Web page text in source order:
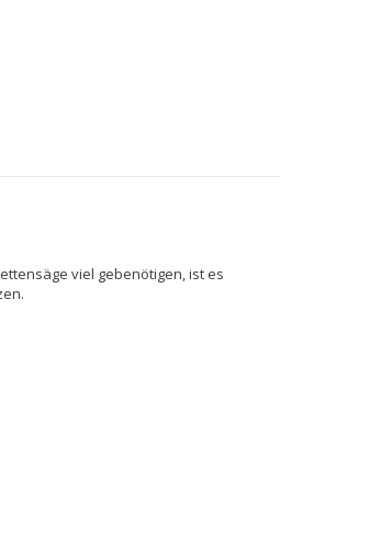
viel gebenötigen, ist es